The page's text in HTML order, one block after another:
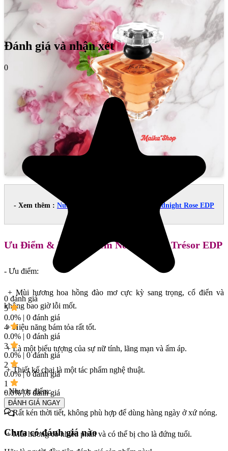
- Xem thêm : Nước Hoa Nữ Lancome Tresor Midnight Rose EDP
Ưu Điểm & Nhược Điểm Nổi Bật Của Trésor EDP
- Ưu điểm:
+ Mùi hương hoa hồng đào mơ cực kỳ sang trọng, cổ điển và
không bao giờ lỗi mốt.
+ Hiệu năng bám tỏa rất tốt.
+ Là một biểu tượng của sự nữ tính, lãng mạn và ấm áp.
+ Thiết kế chai là một tác phẩm nghệ thuật.
- Nhược điểm:
+ Rất kén thời tiết, không phù hợp để dùng hàng ngày ở xứ nóng.
+ Mùi hương có nhiều phấn và có thể bị cho là đứng tuổi.
Đánh giá và nhận xét
0
0 đánh giá
5
0.0% | 0 đánh giá
4
0.0% | 0 đánh giá
3
0.0% | 0 đánh giá
2
0.0% | 0 đánh giá
1
0.0% | 0 đánh giá
ĐÁNH GIÁ NGAY
Chưa có đánh giá nào